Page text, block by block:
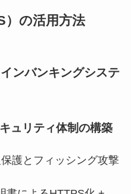
）の活用方法
ンバンキングシステ
ュリティ体制の構築
護とフィッシング攻撃